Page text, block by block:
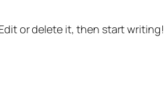
or delete it, then start writing!